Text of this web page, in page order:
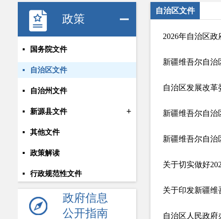
政策
国务院文件
自治区文件
自治州文件
新源县文件 +
其他文件
政策解读
行政规范性文件
政府信息
公开指南
自治区文件
2026年自治区
新疆维吾尔自治
新疆维吾尔自治
关于切实做好
关于印发新疆维